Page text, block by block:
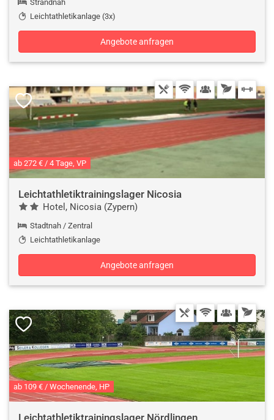
Strandnah
Leichtathletikanlage (3x)
Angebote anfragen
ab 272 € / 4 Tage, VP
Leichtathletiktrainingslager Nicosia
Hotel, Nicosia (Zypern)
Stadtnah / Zentral
Leichtathletikanlage
Angebote anfragen
ab 109 € / Wochenende, HP
Leichtathletiktrainingslager Nördlingen